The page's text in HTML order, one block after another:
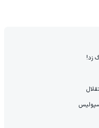
زد!